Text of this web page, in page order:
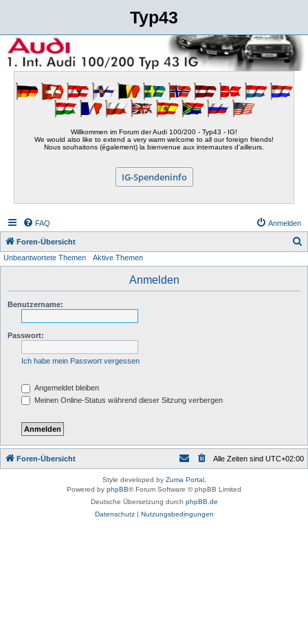
Typ43
Willkommen im Forum der Audi 100/200 - Typ43 - IG!
We would also like to extend a very warm welcome to all our foreign friends!
Nous souhaitons (également) la bienvenue aux internautes d'ailleurs.
IG-Spendeninfo
FAQ Anmelden
Foren-Übersicht
Unbeantwortete Themen Aktive Themen
Anmelden
Benutzername:
Passwort:
Ich habe mein Passwort vergessen
Angemeldet bleiben
Meinen Online-Status während dieser Sitzung verbergen
Foren-Übersicht Alle Zeiten sind UTC+02:00
Style developed by Zuma Portal,
Powered by phpBB® Forum Software © phpBB Limited
Deutsche Übersetzung durch phpBB.de
Datenschutz| Nutzungsbedingungen